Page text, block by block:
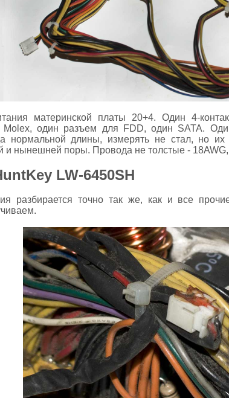
материнской платы 20+4. Один 4-
Molex, один разъем для FDD, один SATA.
нормальной длины, измерять не стал, но их
и нынешней поры. Провода не толстые -
LW-6450SH
разбирается точно так же, как и все